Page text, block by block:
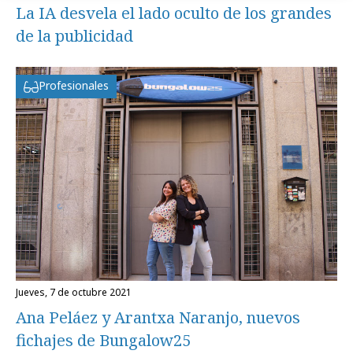
La IA desvela el lado oculto de los grandes
de la publicidad
Profesionales
jueves, 7 de octubre 2021
Ana Peláez y Arantxa Naranjo, nuevos
fichajes de Bungalow25